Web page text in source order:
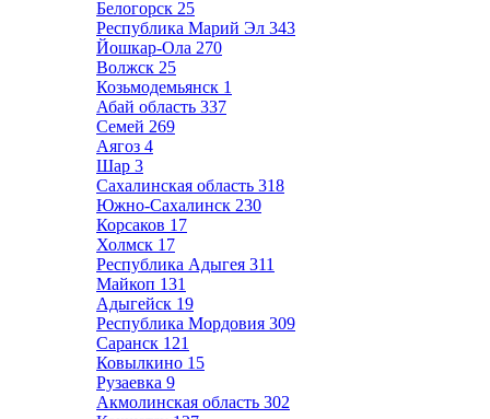
Белогорск 25
Республика Марий Эл 343
Йошкар-Ола 270
Волжск 25
Козьмодемьянск 1
Абай область 337
Семей 269
Аягоз 4
Шар 3
Сахалинская область 318
Южно-Сахалинск 230
Корсаков 17
Холмск 17
Республика Адыгея 311
Майкоп 131
Адыгейск 19
Республика Мордовия 309
Саранск 121
Ковылкино 15
Рузаевка 9
Акмолинская область 302